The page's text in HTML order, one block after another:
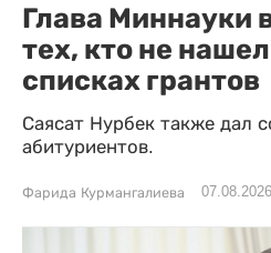
Глава Миннауки
тех, кто не
списках грантов
Саясат Нурбек также дал
абитуриентов.
Фарида Курмангалиева